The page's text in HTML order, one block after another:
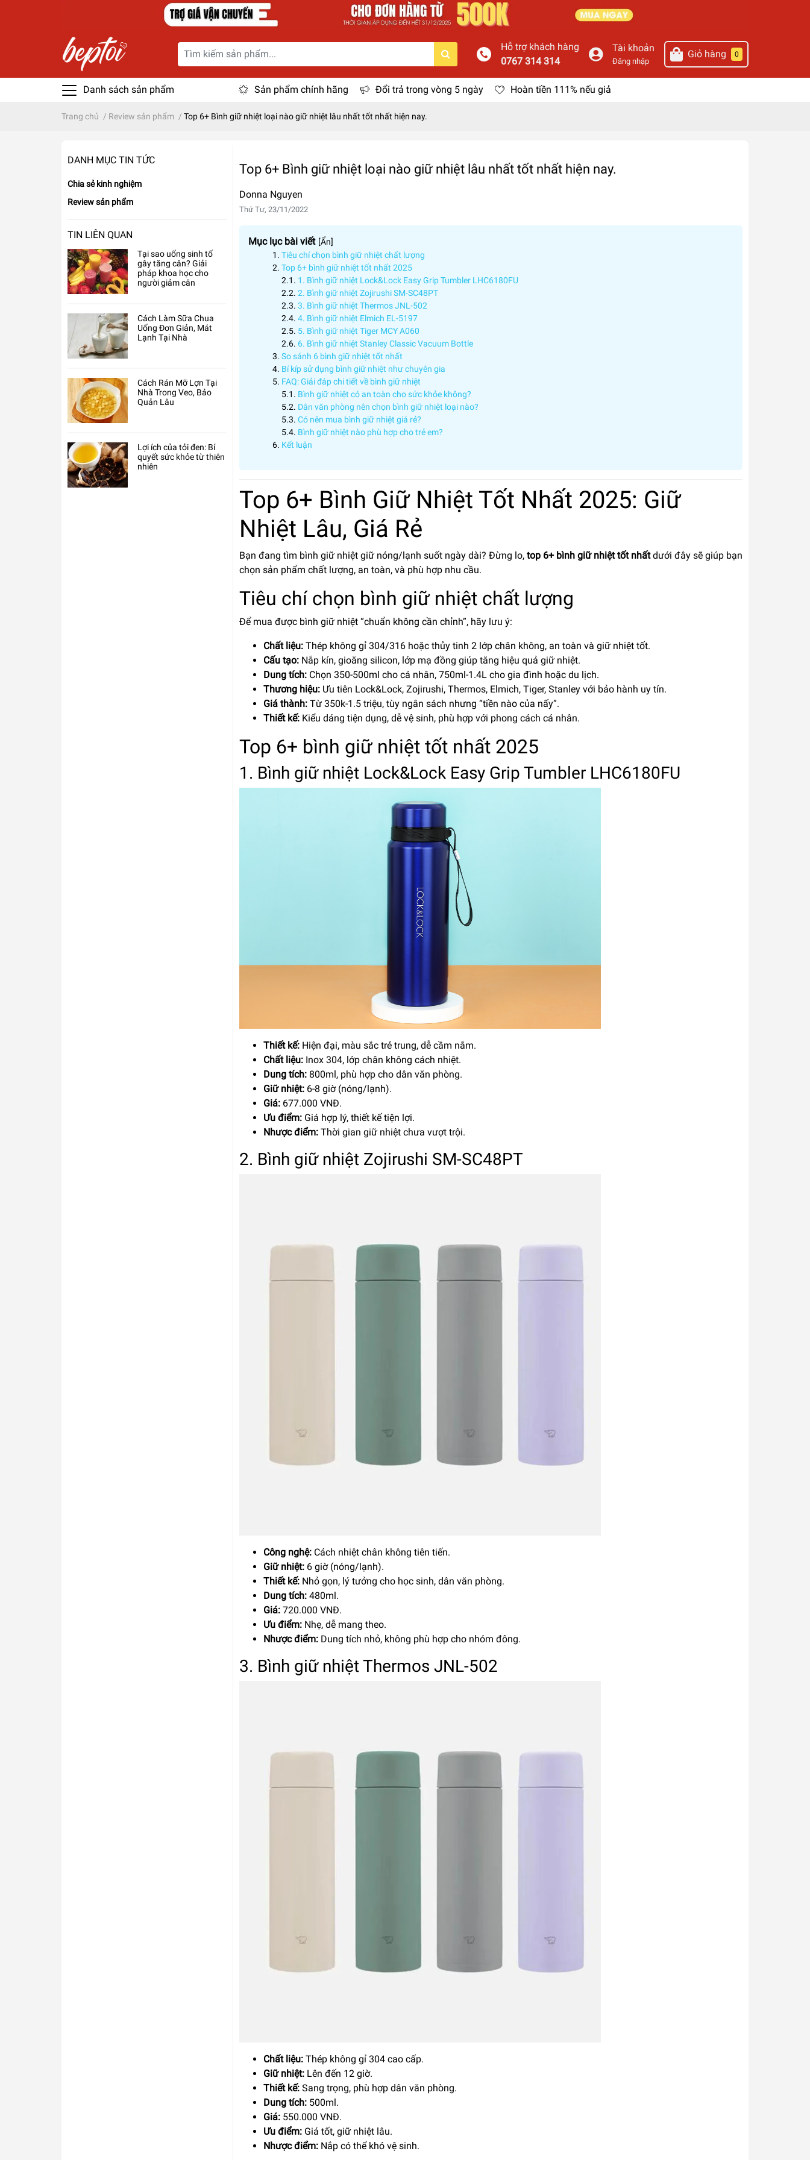
Hỗ trợ khách hàng
0767 314 314
Tài khoản
Đăng nhập
Giỏ hàng 0
Danh sách sản phẩm Sản phẩm chính hãng Đổi trả trong vòng 5 ngày Hoàn tiền 111% nếu giả
Trang chủ / Review sản phẩm / Top 6+ Bình giữ nhiệt loại nào giữ nhiệt lâu nhất tốt nhất hiện nay.
DANH MỤC TIN TỨC
Chia sẻ kinh nghiệm
Review sản phẩm
TIN LIÊN QUAN
Tại sao uống sinh tố
gây tăng cân? Giải
pháp khoa học cho
người giảm cân
Cách Làm Sữa Chua
Uống Đơn Giản, Mát
Lạnh Tại Nhà
Cách Rán Mỡ Lợn Tại
Nhà Trong Veo, Bảo
Quản Lâu
Lợi ích của tỏi đen: Bí
quyết sức khỏe từ thiên
nhiên
Top 6+ Bình giữ nhiệt loại nào giữ nhiệt lâu nhất tốt nhất hiện nay.
Donna Nguyen
Thứ Tư, 23/11/2022
Mục lục bài viết [Ẩn]
Tiêu chí chọn bình giữ nhiệt chất lượng
Top 6+ bình giữ nhiệt tốt nhất 2025
1. Bình giữ nhiệt Lock&Lock Easy Grip Tumbler LHC6180FU
2. Bình giữ nhiệt Zojirushi SM-SC48PT
3. Bình giữ nhiệt Thermos JNL-502
4. Bình giữ nhiệt Elmich EL-5197
5. Bình giữ nhiệt Tiger MCY A060
6. Bình giữ nhiệt Stanley Classic Vacuum Bottle
So sánh 6 bình giữ nhiệt tốt nhất
Bí kíp sử dụng bình giữ nhiệt như chuyên gia
FAQ: Giải đáp chi tiết về bình giữ nhiệt
Bình giữ nhiệt có an toàn cho sức khỏe không?
Dân văn phòng nên chọn bình giữ nhiệt loại nào?
Có nên mua bình giữ nhiệt giá rẻ?
Bình giữ nhiệt nào phù hợp cho trẻ em?
Kết luận
Top 6+ Bình Giữ Nhiệt Tốt Nhất 2025: Giữ
Nhiệt Lâu, Giá Rẻ
Bạn đang tìm bình giữ nhiệt giữ nóng/lạnh suốt ngày dài? Đừng lo, top 6+ bình giữ nhiệt tốt nhấtdưới đây sẽ giúp bạn
chọn sản phẩm chất lượng, an toàn, và phù hợp nhu cầu.
Tiêu chí chọn bình giữ nhiệt chất lượng
Để mua được bình giữ nhiệt “chuẩn không cần chỉnh”, hãy lưu ý:
Chất liệu: Thép không gỉ 304/316 hoặc thủy tinh 2 lớp chân không, an toàn và giữ nhiệt tốt.
Cấu tạo: Nắp kín, gioăng silicon, lớp mạ đồng giúp tăng hiệu quả giữ nhiệt.
Dung tích: Chọn 350-500ml cho cá nhân, 750ml-1.4L cho gia đình hoặc du lịch.
Thương hiệu: Ưu tiên Lock&Lock, Zojirushi, Thermos, Elmich, Tiger, Stanley với bảo hành uy tín.
Giá thành: Từ 350k-1.5 triệu, tùy ngân sách nhưng “tiền nào của nấy”.
Thiết kế: Kiểu dáng tiện dụng, dễ vệ sinh, phù hợp với phong cách cá nhân.
Top 6+ bình giữ nhiệt tốt nhất 2025
1. Bình giữ nhiệt Lock&Lock Easy Grip Tumbler LHC6180FU
Thiết kế: Hiện đại, màu sắc trẻ trung, dễ cầm nắm.
Chất liệu: Inox 304, lớp chân không cách nhiệt.
Dung tích: 800ml, phù hợp cho dân văn phòng.
Giữ nhiệt: 6-8 giờ (nóng/lạnh).
Giá: 677.000 VNĐ.
Ưu điểm: Giá hợp lý, thiết kế tiện lợi.
Nhược điểm: Thời gian giữ nhiệt chưa vượt trội.
2. Bình giữ nhiệt Zojirushi SM-SC48PT
Công nghệ: Cách nhiệt chân không tiên tiến.
Giữ nhiệt: 6 giờ (nóng/lạnh).
Thiết kế: Nhỏ gọn, lý tưởng cho học sinh, dân văn phòng.
Dung tích: 480ml.
Giá: 720.000 VNĐ.
Ưu điểm: Nhẹ, dễ mang theo.
Nhược điểm: Dung tích nhỏ, không phù hợp cho nhóm đông.
3. Bình giữ nhiệt Thermos JNL-502
Chất liệu: Thép không gỉ 304 cao cấp.
Giữ nhiệt: Lên đến 12 giờ.
Thiết kế: Sang trọng, phù hợp dân văn phòng.
Dung tích: 500ml.
Giá: 550.000 VNĐ.
Ưu điểm: Giá tốt, giữ nhiệt lâu.
Nhược điểm: Nắp có thể khó vệ sinh.